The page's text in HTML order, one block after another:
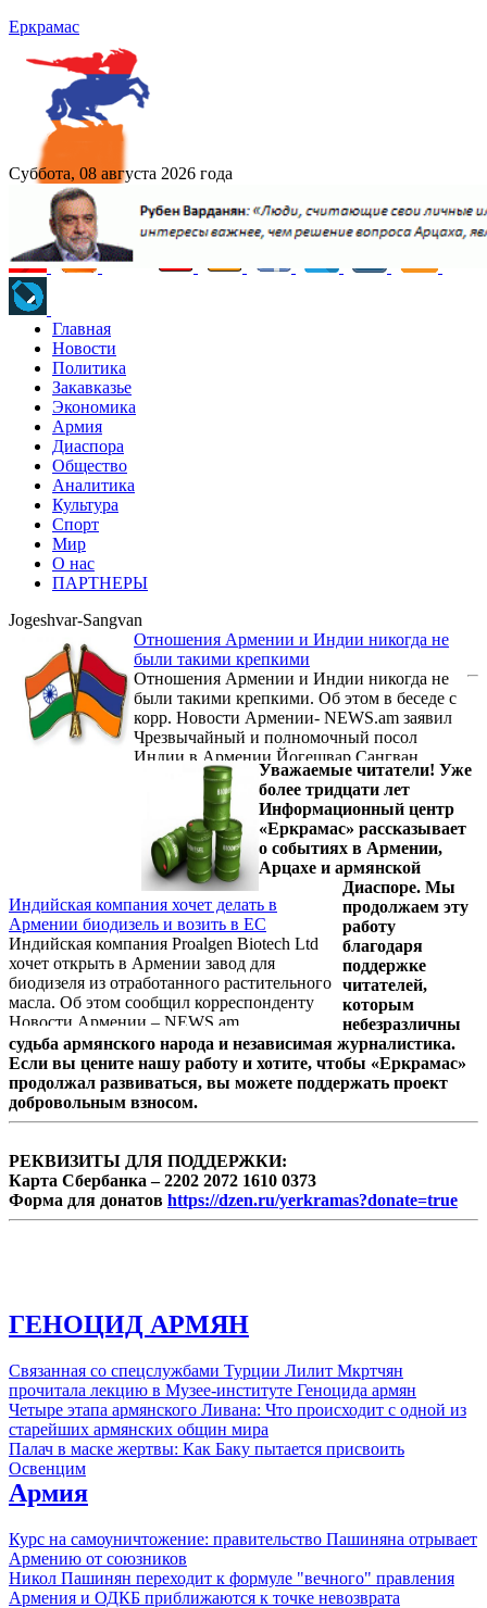
Еркрамас
Суббота, 08 августа 2026 года
Главная
Новости
Политика
Закавказье
Экономика
Армия
Диаспора
Общество
Аналитика
Культура
Спорт
Мир
О нас
ПАРТНЕРЫ
Jogeshvar-Sangvan
Отношения Армении и Индии никогда не
были такими крепкими
Отношения Армении и Индии никогда не
были такими крепкими. Об этом в беседе с
корр. Новости Армении- NEWS.am заявил
Чрезвычайный и полномочный посол
Индии в Армении Йогешвар Сангван.
Индийская компания хочет делать в
Армении биодизель и возить в ЕС
Индийская компания Proalgen Biotech Ltd
хочет открыть в Армении завод для
биодизеля из отработанного растительного
масла. Об этом сообщил корреспонденту
Новости Армении – NEWS.am
исполнительный директор компании, Н. С.
Баламукундан, прибывший в Армению в
составе бизнес-делегации Федерации
индийских торгово-промышленных палат
(FICCI).
Уважаемые читатели! Уже
более тридцати лет
Информационный центр
«Еркрамас» рассказывает
о событиях в Армении,
Арцахе и армянской
Диаспоре. Мы
продолжаем эту
работу
благодаря
поддержке
читателей,
которым
небезразличны
судьба армянского народа и независимая журналистика.
Если вы цените нашу работу и хотите, чтобы «Еркрамас»
продолжал развиваться, вы можете поддержать проект
добровольным взносом.
РЕКВИЗИТЫ ДЛЯ ПОДДЕРЖКИ:
Карта Сбербанка – 2202 2072 1610 0373
Форма для донатов https://dzen.ru/yerkramas?donate=true
ГЕНОЦИД АРМЯН
Связанная со спецслужбами Турции Лилит Мкртчян
прочитала лекцию в Музее-институте Геноцида армян
Четыре этапа армянского Ливана: Что происходит с одной из
старейших армянских общин мира
Палач в маске жертвы: Как Баку пытается присвоить
Освенцим
Армия
Курс на самоуничтожение: правительство Пашиняна отрывает
Армению от союзников
Никол Пашинян переходит к формуле "вечного" правления
Армения и ОДКБ приближаются к точке невозврата